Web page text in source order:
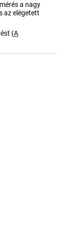
a nagy
az elégetett
(A